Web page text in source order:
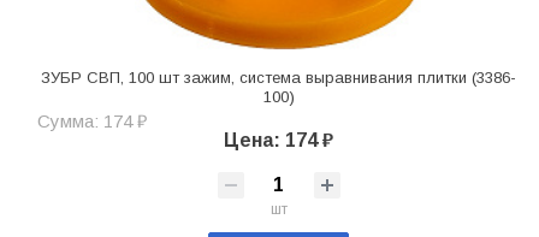
ЗУБР СВП, 100 шт зажим, система выравнивания плитки (3386-
100)
Сумма: 174 ₽
Цена: 174 ₽
шт